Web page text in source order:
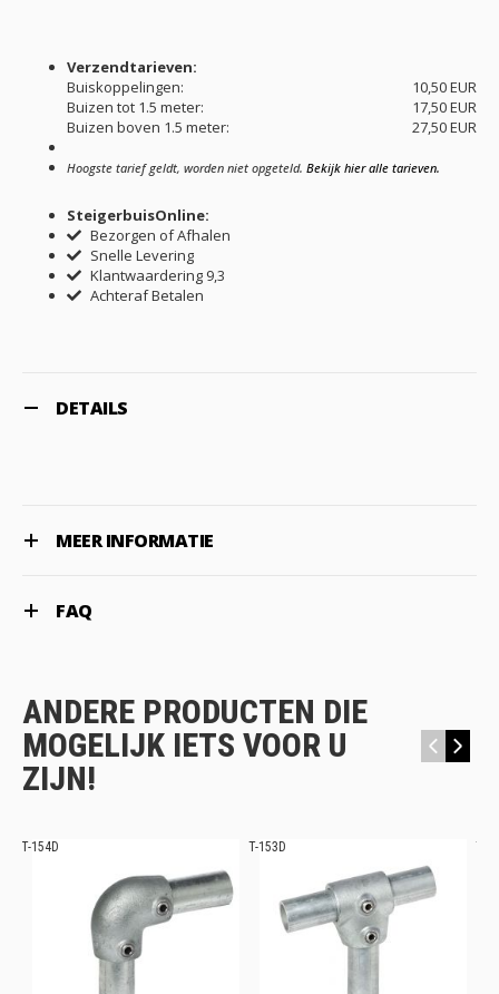
Verzendtarieven:
Buiskoppelingen:
10,50 EUR
Buizen tot 1.5 meter:
17,50 EUR
Buizen boven 1.5 meter:
27,50 EUR
Hoogste tarief geldt, worden niet opgeteld. Bekijk hier alle tarieven.
SteigerbuisOnline:
Bezorgen of Afhalen
Snelle Levering
Klantwaardering 9,3
Achteraf Betalen
DETAILS
MEER INFORMATIE
FAQ
ANDERE PRODUCTEN DIE
MOGELIJK IETS VOOR U
ZIJN!
‹ ›
T-154D T-153D T-